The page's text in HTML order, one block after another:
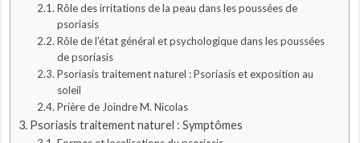
Rôle des irritations de la peau dans les poussées de
psoriasis
Rôle de l’état général et psychologique dans les poussées
de psoriasis
Psoriasis traitement naturel : Psoriasis et exposition au
soleil
Prière de Joindre M. Nicolas
Psoriasis traitement naturel : Symptômes